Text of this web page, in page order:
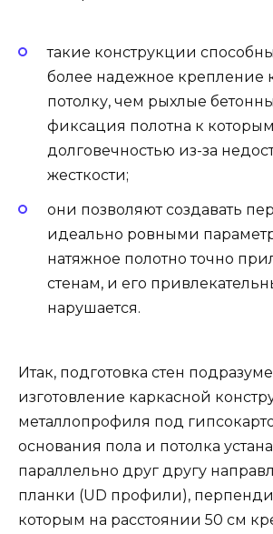
такие конструкции
более надежное крепление
потолку, чем рыхлые
фиксация полотна к которым
долговечностью из-за
жесткости;
они позволяют создавать
идеально ровными
натяжное полотно точно
стенам, и его
нарушается.
Итак, подготовка стен
изготовление каркасной
металлопрофиля под
основания пола и потолка
параллельно друг другу
планки (UD профили),
которым на расстоянии 50 см